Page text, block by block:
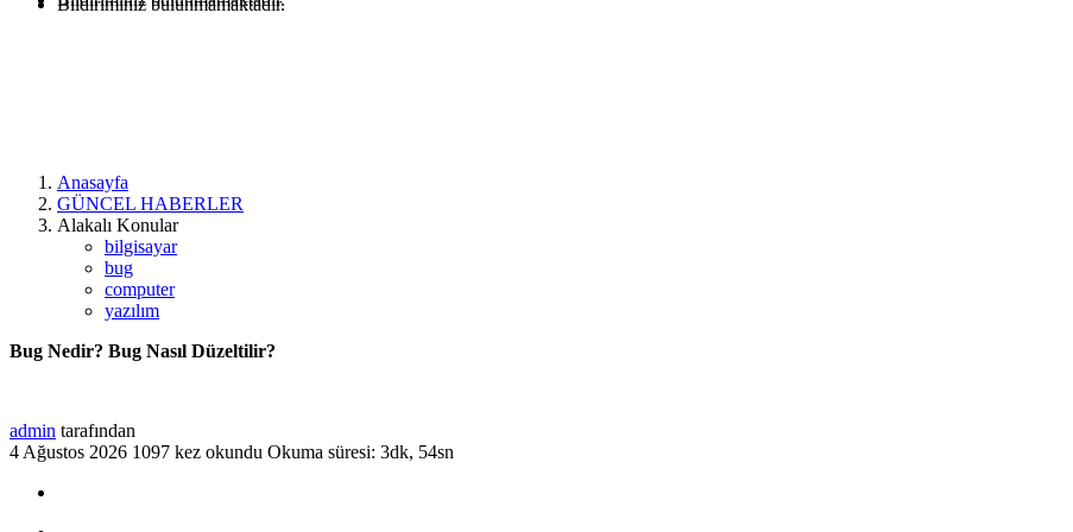
Bildiriminiz bulunmamaktadır.
Anasayfa
GÜNCEL HABERLER
Alakalı Konular
bilgisayar
bug
computer
yazılım
Bug Nedir? Bug Nasıl Düzeltilir?
admin tarafından
4 Ağustos 2026 1097 kez okundu Okuma süresi: 3dk, 54sn